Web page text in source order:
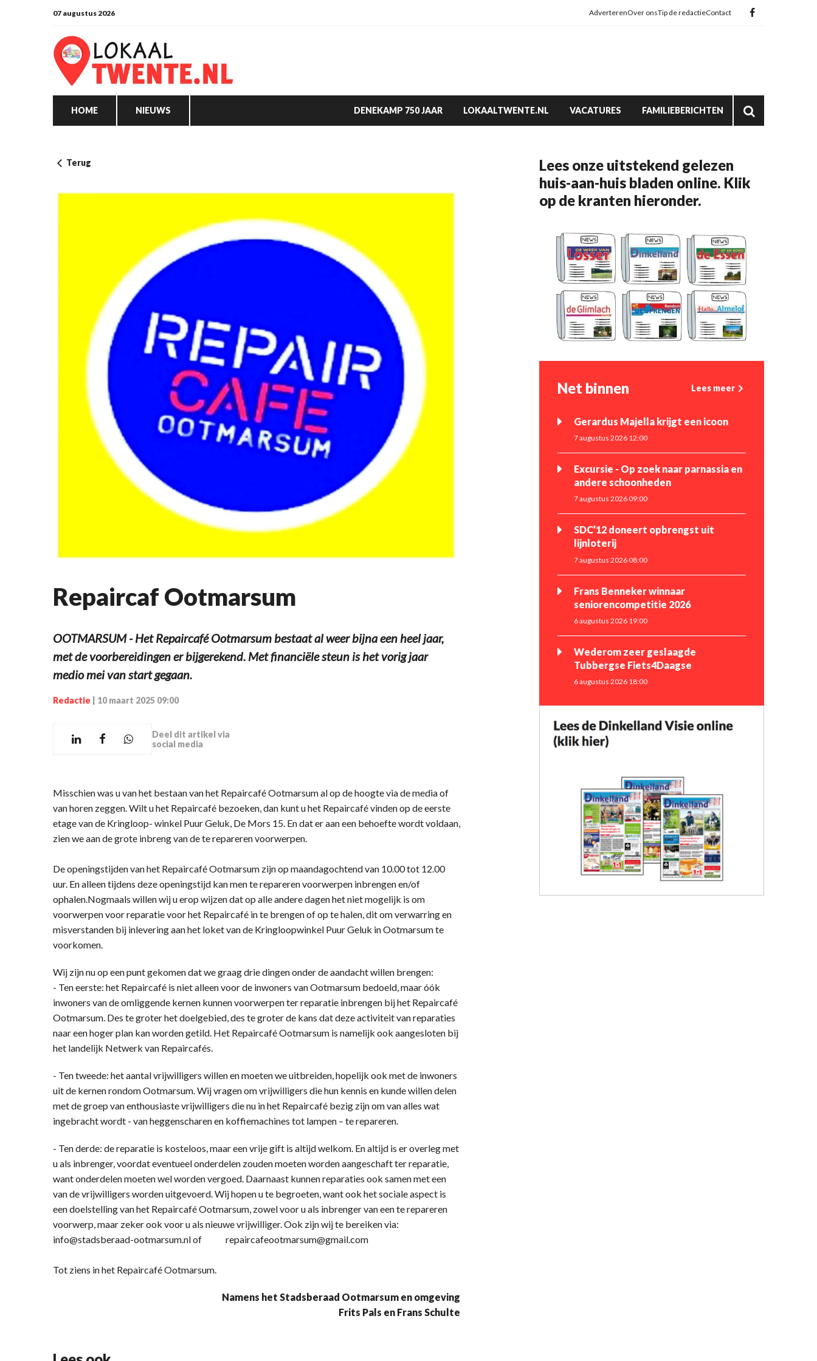
07 augustus 2026 AdverterenOver onsTip de redactieContact
HOME NIEUWS DENEKAMP 750 JAAR LOKAALTWENTE.NL VACATURES FAMILIEBERICHTEN
Terug
Repaircaf Ootmarsum
OOTMARSUM - Het Repaircafé Ootmarsum bestaat al weer bijna een heel jaar,
met de voorbereidingen er bijgerekend. Met financiële steun is het vorig jaar
medio mei van start gegaan.
Redactie 10 maart 2025 09:00
Deel dit artikel via
social media
Misschien was u van het bestaan van het Repaircafé Ootmarsum al op de hoogte via de media of
van horen zeggen. Wilt u het Repaircafé bezoeken, dan kunt u het Repaircafé vinden op de eerste
etage van de Kringloop- winkel Puur Geluk, De Mors 15. En dat er aan een behoefte wordt voldaan,
zien we aan de grote inbreng van de te repareren voorwerpen.
De openingstijden van het Repaircafé Ootmarsum zijn op maandagochtend van 10.00 tot 12.00
uur. En alleen tijdens deze openingstijd kan men te repareren voorwerpen inbrengen en/of
ophalen.Nogmaals willen wij u erop wijzen dat op alle andere dagen het niet mogelijk is om
voorwerpen voor reparatie voor het Repaircafé in te brengen of op te halen, dit om verwarring en
misverstanden bij inlevering aan het loket van de Kringloopwinkel Puur Geluk in Ootmarsum te
voorkomen.
Wij zijn nu op een punt gekomen dat we graag drie dingen onder de aandacht willen brengen:
- Ten eerste: het Repaircafé is niet alleen voor de inwoners van Ootmarsum bedoeld, maar óók
inwoners van de omliggende kernen kunnen voorwerpen ter reparatie inbrengen bij het Repaircafé
Ootmarsum. Des te groter het doelgebied, des te groter de kans dat deze activiteit van reparaties
naar een hoger plan kan worden getild. Het Repaircafé Ootmarsum is namelijk ook aangesloten bij
het landelijk Netwerk van Repaircafés.
- Ten tweede: het aantal vrijwilligers willen en moeten we uitbreiden, hopelijk ook met de inwoners
uit de kernen rondom Ootmarsum. Wij vragen om vrijwilligers die hun kennis en kunde willen delen
met de groep van enthousiaste vrijwilligers die nu in het Repaircafé bezig zijn om van alles wat
ingebracht wordt - van heggenscharen en koffiemachines tot lampen – te repareren.
- Ten derde: de reparatie is kosteloos, maar een vrije gift is altijd welkom. En altijd is er overleg met
u als inbrenger, voordat eventueel onderdelen zouden moeten worden aangeschaft ter reparatie,
want onderdelen moeten wel worden vergoed. Daarnaast kunnen reparaties ook samen met een
van de vrijwilligers worden uitgevoerd. Wij hopen u te begroeten, want ook het sociale aspect is
een doelstelling van het Repaircafé Ootmarsum, zowel voor u als inbrenger van een te repareren
voorwerp, maar zeker ook voor u als nieuwe vrijwilliger. Ook zijn wij te bereiken via:
info@stadsberaad-ootmarsum.nl of repaircafeootmarsum@gmail.com
Tot ziens in het Repaircafé Ootmarsum.
Namens het Stadsberaad Ootmarsum en omgeving
Frits Pals en Frans Schulte
Lees onze uitstekend gelezen
huis-aan-huis bladen online. Klik
op de kranten hieronder.
Net binnen Lees meer
Gerardus Majella krijgt een icoon
7 augustus 2026 12:00
Excursie - Op zoek naar parnassia en
andere schoonheden
7 augustus 2026 09:00
SDC’12 doneert opbrengst uit
lijnloterij
7 augustus 2026 08:00
Frans Benneker winnaar
seniorencompetitie 2026
6 augustus 2026 19:00
Wederom zeer geslaagde
Tubbergse Fiets4Daagse
6 augustus 2026 18:00